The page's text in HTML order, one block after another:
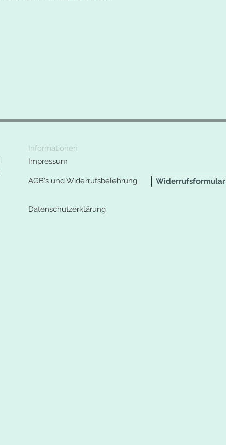
Informationen
Impressum
AGB's und Widerrufsbelehrung Widerrufsformular
Datenschutzerklärung